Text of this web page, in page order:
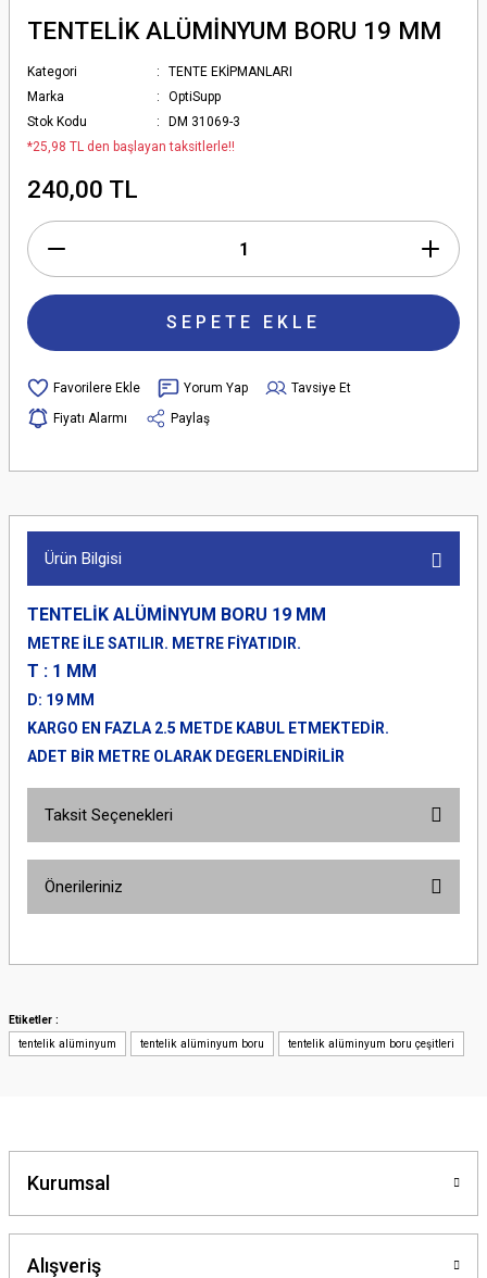
TENTELİK ALÜMİNYUM BORU 19 MM
Kategori
TENTE EKİPMANLARI
Marka
OptiSupp
Stok Kodu
DM 31069-3
*25,98 TL den başlayan taksitlerle!!
240,00 TL
SEPETE EKLE
Yorum Yap
Tavsiye Et
Fiyatı Alarmı
Paylaş
Ürün Bilgisi
TENTELİK ALÜMİNYUM BORU 19 MM
METRE İLE SATILIR. METRE FİYATIDIR.
T : 1 MM
D: 19 MM
KARGO EN FAZLA 2.5 METDE KABUL ETMEKTEDİR.
ADET BİR METRE OLARAK DEGERLENDİRİLİR
Taksit Seçenekleri
Önerileriniz
yetersiz gördüğünüz noktaları öneri formunu kullanarak tarafımıza
Ürün resmi kalitesiz, bozuk veya görüntülenemiyor.
Ürün fiyatı diğer sitelerden daha pahalı.
Bu ürüne benzer farklı alternatifler olmalı.
Etiketler :
tentelik alüminyum
tentelik alüminyum boru tentelik alüminyum boru çeşitleri
Kurumsal
Alışveriş